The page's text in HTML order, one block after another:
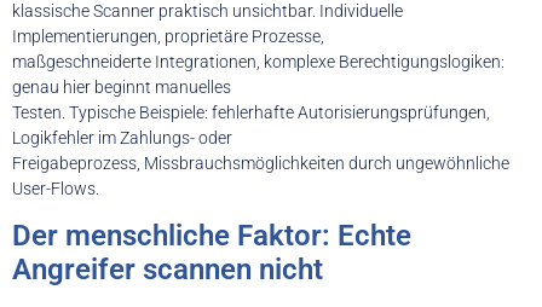
klassische Scanner praktisch unsichtbar. Individuelle
Implementierungen, proprietäre Prozesse,
maßgeschneiderte Integrationen, komplexe Berechtigungslogiken:
genau hier beginnt manuelles
Testen. Typische Beispiele: fehlerhafte Autorisierungsprüfungen,
Logikfehler im Zahlungs- oder
Freigabeprozess, Missbrauchsmöglichkeiten durch ungewöhnliche
User-Flows.
Der menschliche Faktor: Echte
Angreifer scannen nicht